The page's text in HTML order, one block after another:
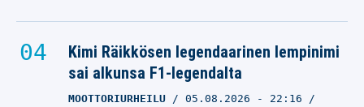
Kimi Räikkösen legendaarinen lempinimi
sai alkunsa F1-legendalta
MOOTTORIURHEILU 05.08.2026 - 22:16